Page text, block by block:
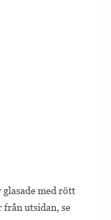
med rött
från utsidan, se